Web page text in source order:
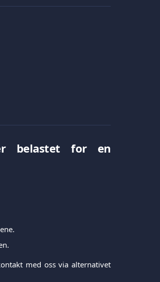
belastet for en
med oss via alternativet